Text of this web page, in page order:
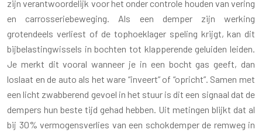
zijn verantwoordelijk voor het onder controle houden van vering
en carrosseriebeweging. Als een demper zijn werking
grotendeels verliest of de tophoeklager speling krijgt, kan dit
bijbelastingwissels in bochten tot klapperende geluiden leiden.
Je merkt dit vooral wanneer je in een bocht gas geeft, dan
loslaat en de auto als het ware “inveert” of “opricht”. Samen met
een licht zwabberend gevoel in het stuur is dit een signaal dat de
dempers hun beste tijd gehad hebben. Uit metingen blijkt dat al
bij 30% vermogensverlies van een schokdemper de remweg in